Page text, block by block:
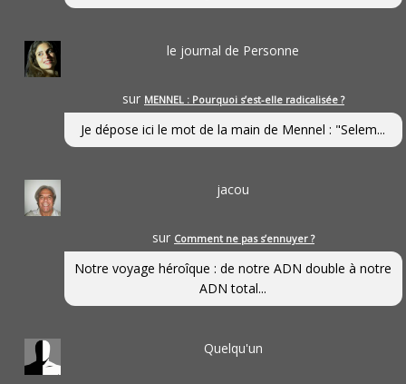
le journal de Personne
sur MENNEL : Pourquoi s’est-elle radicalisée ?
Je dépose ici le mot de la main de Mennel : "Selem...
jacou
sur Comment ne pas s’ennuyer ?
Notre voyage héroîque : de notre ADN double à notre
ADN total...
Quelqu'un